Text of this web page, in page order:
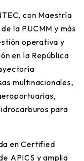
con Maestría
la PUCMM y más
operativa y
en la República
multinacionales,
para
en Certified
APICS y amplia